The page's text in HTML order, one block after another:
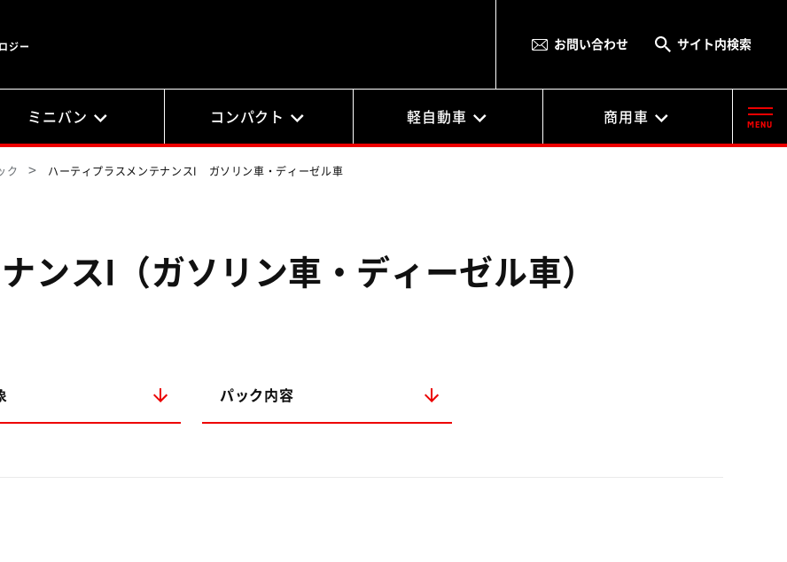
ジー お問い合わせ サイト内検索
ミニバン コンパクト 軽自動車 商用車 MENU
ク ハーティプラスメンテナンスI ガソリン車・ディーゼル車
ンスI（ガソリン車・ディーゼル車）
パック内容